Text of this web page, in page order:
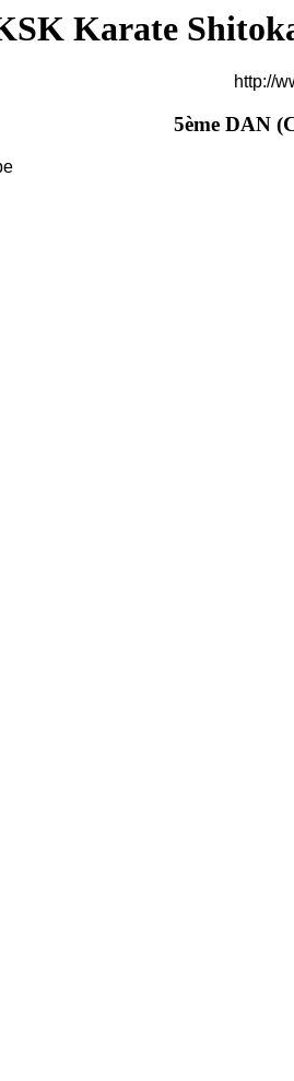
Karate
http://
5ème DAN